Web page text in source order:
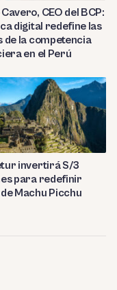
CEO del BCP:
digital redefine las
de la competencia
en el Perú
invertirá S/3
para redefinir
Machu Picchu